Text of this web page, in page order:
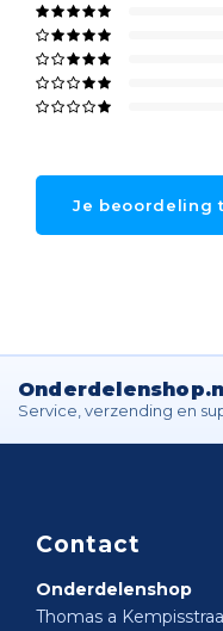
Je beoordeling
Onderdelenshop.nl
Service, verzending en
Contact
Onderdelenshop
Thomas a